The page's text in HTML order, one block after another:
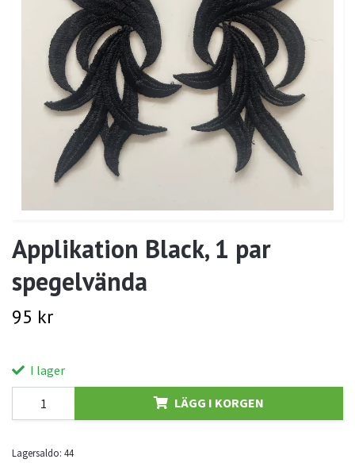
Applikation Black, 1 par
spegelvända
95 kr
I lager
LÄGG I KORGEN
Lagersaldo: 44